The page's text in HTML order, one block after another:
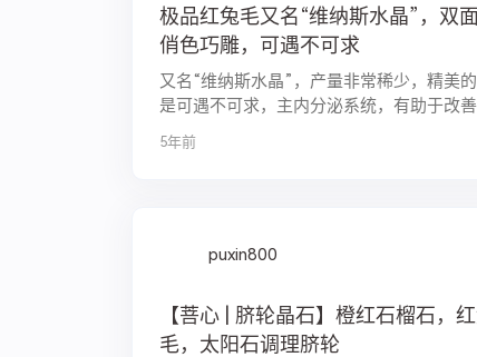
极品红兔毛又名“维纳斯水晶”，双面
俏色巧雕，可遇不可求
又名“维纳斯水晶”，产量非常稀少，精美
是可遇不可求，主内分泌系统，有助于改
色，增强免疫！ 这一只老师傅双面俏色巧
雕，神韵已出，佩龙者，龙必佑之，男女皆
5年前
puxin800
【菩心 | 脐轮晶石】橙红石榴石，
毛，太阳石调理脐轮